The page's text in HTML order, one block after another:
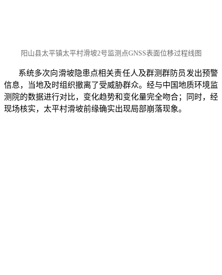
阳山县太平镇太平村滑坡2号监测点GNSS表面位移过程线图
系统多次向滑坡隐患点相关责任人及群测群防员发出预警
信息，当地及时组织撤离了受威胁群众。经与中国地质环境监
测院的数据进行对比，变化趋势和变化量完全吻合；同时，经
现场核实，太平村滑坡前缘确实出现局部崩落现象。